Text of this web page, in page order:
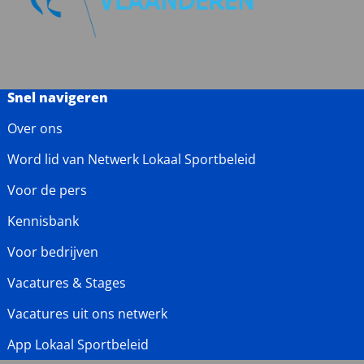
Snel navigeren
Over ons
Word lid van Netwerk Lokaal Sportbeleid
Voor de pers
Kennisbank
Voor bedrijven
Vacatures & Stages
Vacatures uit ons netwerk
App Lokaal Sportbeleid